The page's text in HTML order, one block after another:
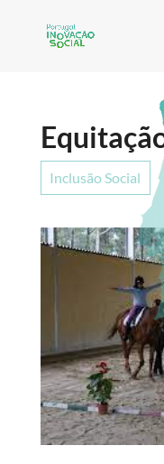
Inclusão Social